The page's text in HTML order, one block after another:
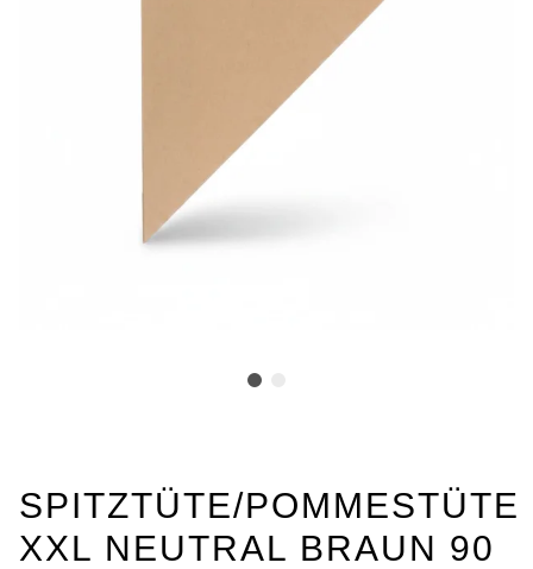
SPITZTÜTE/POMMESTÜTE
XXL NEUTRAL BRAUN 90